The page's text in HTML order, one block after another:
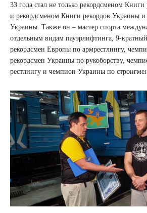
33 года стал не только рекордсменом
и рекордсменом Книги рекордов Украины и
Украины. Также он – мастер спорта
отдельным видам пауэрлифтинга, 9-
рекордсмен Европы по армрестлингу,
рекордсмен Украины по рукоборству,
рестлингу и чемпион Украины по